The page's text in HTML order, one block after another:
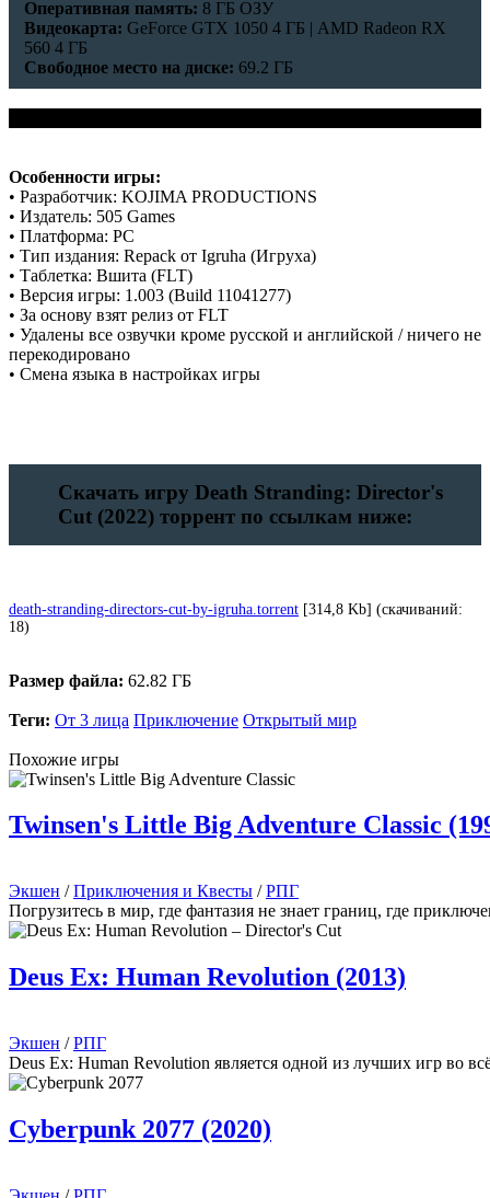
Оперативная память: 8 ГБ ОЗУ
Видеокарта: GeForce GTX 1050 4 ГБ | AMD Radeon RX
560 4 ГБ
Свободное место на диске: 69.2 ГБ
Особенности игры:
• Разработчик: KOJIMA PRODUCTIONS
• Издатель: 505 Games
• Платформа: PC
• Тип издания: Repack от Igruha (Игруха)
• Таблетка: Вшита (FLT)
• Версия игры: 1.003 (Build 11041277)
• За основу взят релиз от FLT
• Удалены все озвучки кроме русской и английской / ничего не
перекодировано
• Смена языка в настройках игры
Скачать игру Death Stranding: Director's
Cut (2022) торрент по ссылкам ниже:
death-stranding-directors-cut-by-igruha.torrent [314,8 Kb] (cкачиваний:
18)
Размер файла: 62.82 ГБ
Теги: От 3 лица Приключение Открытый мир
Похожие игры
Twinsen's Little Big Adventure Classic
Экшен /Приключения и Квесты /РПГ
Погрузитесь в мир, где фантазия не знает границ, где
Deus Ex: Human Revolution (2013)
Экшен /РПГ
Deus Ex: Human Revolution является одной из лучших игр во
Cyberpunk 2077 (2020)